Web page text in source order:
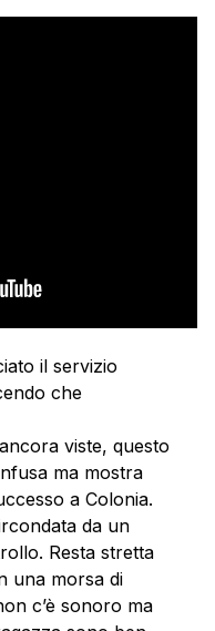
il servizio
che
viste, questo
ma mostra
a Colonia.
da un
Resta stretta
una morsa di
c’è sonoro ma